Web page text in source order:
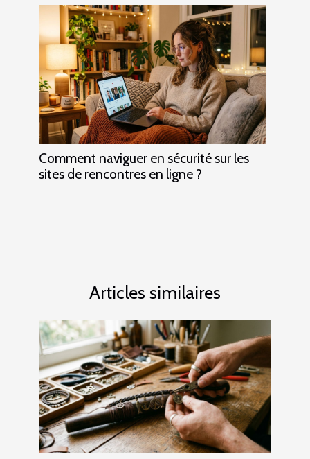
Comment naviguer en sécurité sur les
sites de rencontres en ligne ?
Articles similaires